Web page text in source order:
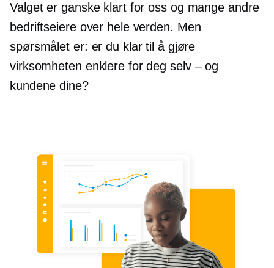
Valget er ganske klart for oss og mange andre
bedriftseiere over hele verden. Men
spørsmålet er: er du klar til å gjøre
virksomheten enklere for deg selv – og
kundene dine?